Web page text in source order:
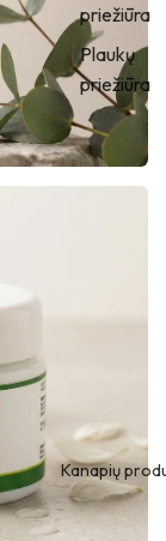
priežiūra
Plaukų
priežiūra
Kanapių